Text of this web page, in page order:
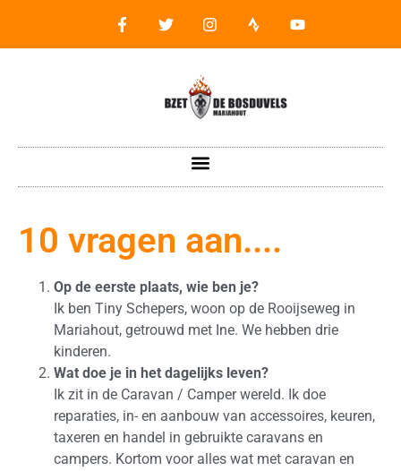
10 vragen aan....
Op de eerste plaats, wie ben je?
Ik ben Tiny Schepers, woon op de Rooijseweg in
Mariahout, getrouwd met Ine. We hebben drie
kinderen.
Wat doe je in het dagelijks leven?
Ik zit in de Caravan / Camper wereld. Ik doe
reparaties, in- en aanbouw van accessoires, keuren,
taxeren en handel in gebruikte caravans en
campers. Kortom voor alles wat met caravan en